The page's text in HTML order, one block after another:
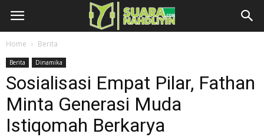
Home Berita
Berita Dinamika
Sosialisasi Empat Pilar, Fathan
Minta Generasi Muda
Istiqomah Berkarya